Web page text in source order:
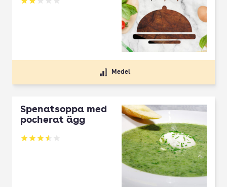
Betyg: 2 av 5
Medel
Spenatsoppa med
pocherat ägg
Betyg: 3.5 av 5